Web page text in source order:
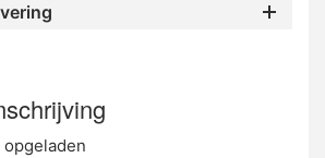
opgeladen